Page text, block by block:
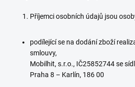
Příjemci osobních údajů jsou
podílející se na dodání zboží
smlouvy,
Mobilhit, s.r.o., IČ25852744 se
Praha 8 – Karlín, 186 00